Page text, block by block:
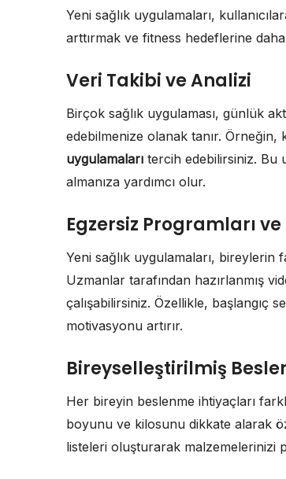
Yeni sağlık uygulamaları,
arttırmak ve fitness hedeflerine
Veri Takibi ve Analizi
Birçok sağlık uygulaması, günlük
edebilmenize olanak tanır. Örneğin,
uygulamaları tercih edebilirsiniz. Bu
almanıza yardımcı olur.
Egzersiz Programları
Yeni sağlık uygulamaları, bireylerin
Uzmanlar tarafından hazırlanmış
çalışabilirsiniz. Özellikle, başlangıç
motivasyonu artırır.
Bireyselleştirilmiş
Her bireyin beslenme ihtiyaçları
boyunu ve kilosunu dikkate alarak
listeleri oluşturarak malzemelerinizi